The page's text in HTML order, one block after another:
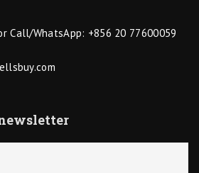
Call/WhatsApp: +856 20 77600059